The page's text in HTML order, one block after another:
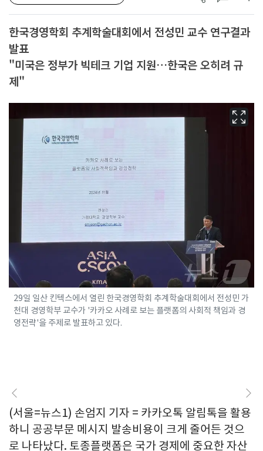
한국경영학회 추계학술대회에서 전성민 교수 연구결과
발표
"미국은 정부가 빅테크 기업 지원…한국은 오히려 규
제"
29일 일산 킨텍스에서 열린 한국경영학회 추계학술대회에서 전성민 가
천대 경영학부 교수가 '카카오 사례로 보는 플랫폼의 사회적 책임과 경
영전략'을 주제로 발표하고 있다.
(서울=뉴스1) 손엄지 기자 = 카카오톡 알림톡을 활용
하니 공공부문 메시지 발송비용이 크게 줄어든 것으
로 나타났다. 토종플랫폼은 국가 경제에 중요한 자산